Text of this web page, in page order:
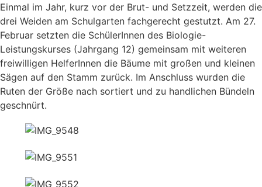
Einmal im Jahr, kurz vor der Brut- und Setzzeit, werden die
drei Weiden am Schulgarten fachgerecht gestutzt. Am 27.
Februar setzten die SchülerInnen des Biologie-
Leistungskurses (Jahrgang 12) gemeinsam mit weiteren
freiwilligen HelferInnen die Bäume mit großen und kleinen
Sägen auf den Stamm zurück. Im Anschluss wurden die
Ruten der Größe nach sortiert und zu handlichen Bündeln
geschnürt.